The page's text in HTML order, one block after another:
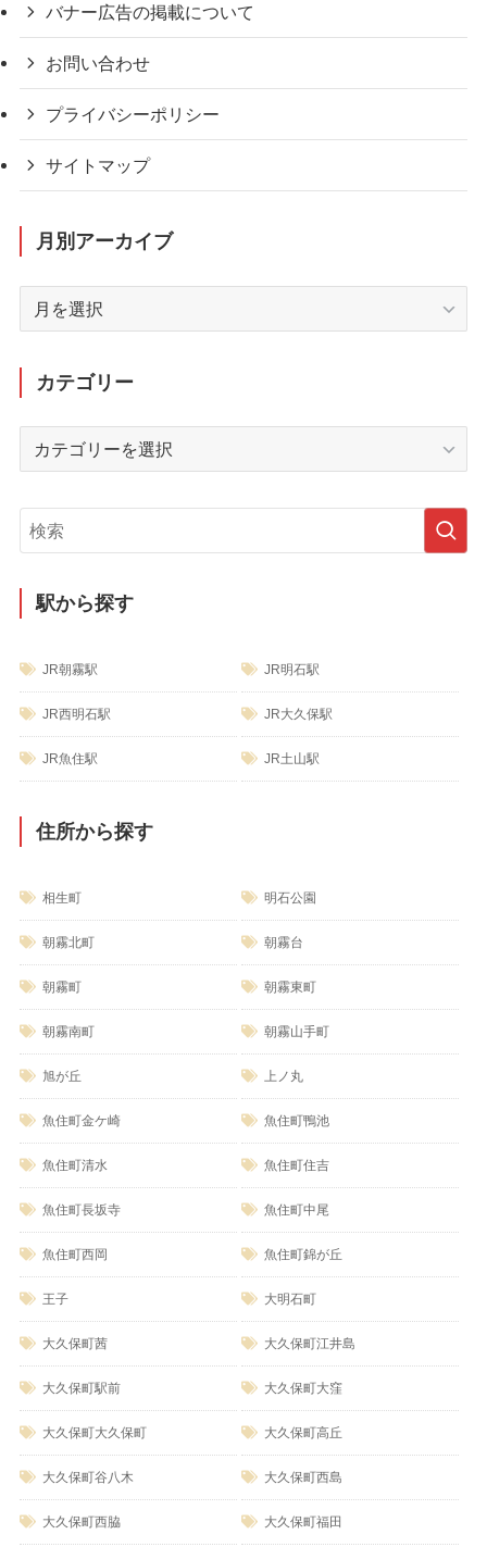
バナー広告の掲載について
お問い合わせ
プライバシーポリシー
サイトマップ
月別アーカイブ
イ
ブ
カテゴリー
リ
ー
駅から探す
JR朝霧駅 JR明石駅
JR西明石駅 JR大久保駅
JR魚住駅 JR土山駅
住所から探す
相生町 明石公園
朝霧北町 朝霧台
朝霧町 朝霧東町
朝霧南町 朝霧山手町
旭が丘 上ノ丸
魚住町金ケ崎 魚住町鴨池
魚住町清水 魚住町住吉
魚住町長坂寺 魚住町中尾
魚住町西岡 魚住町錦が丘
王子 大明石町
大久保町茜 大久保町江井島
大久保町駅前 大久保町大窪
大久保町大久保町 大久保町高丘
大久保町谷八木 大久保町西島
大久保町西脇 大久保町福田